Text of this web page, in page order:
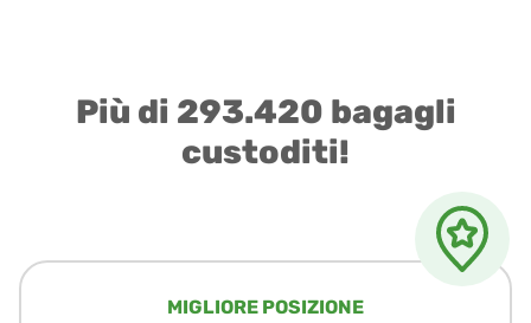
Più di 293.420 bagagli
custoditi!
MIGLIORE POSIZIONE